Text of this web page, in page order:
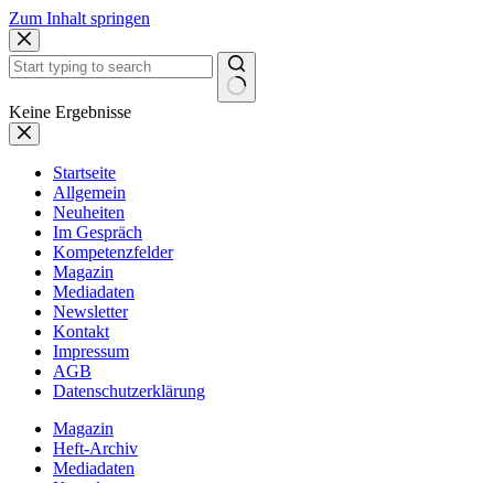
Zum Inhalt springen
Keine Ergebnisse
Startseite
Allgemein
Neuheiten
Im Gespräch
Kompetenzfelder
Magazin
Mediadaten
Newsletter
Kontakt
Impressum
AGB
Datenschutzerklärung
Magazin
Heft-Archiv
Mediadaten